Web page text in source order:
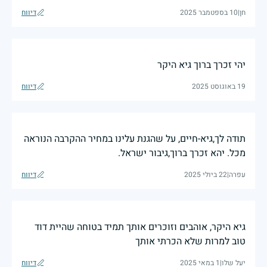
חן|10 בספטמבר 2025 דיווח
יהי זכרך ברוך גיא היקר
19 באוגוסט 2025 דיווח
תודה לך,גיא-חיים, על שהגנת עלינו במחיר ההקרבה הנוראה
מכל. יהא זכרך ברוך,גיבור ישראל.
עפרה|22 ביולי 2025 דיווח
גיא היקר, אוהבים וזוכרים אותך תמיד בטוחה שהיית דוד
טוב למרות שלא הכרתי אותך
יעל שלו|1 במאי 2025 דיווח